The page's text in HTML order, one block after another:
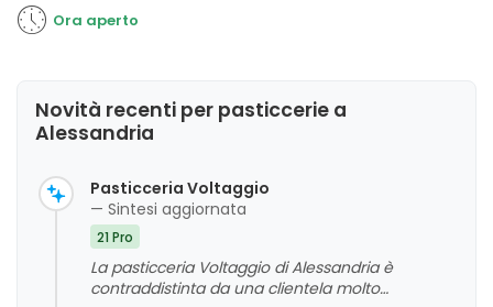
Ora aperto
Novità recenti per pasticcerie a
Alessandria
Pasticceria Voltaggio
— Sintesi aggiornata
21 Pro
La pasticceria Voltaggio di Alessandria è
contraddistinta da una clientela molto